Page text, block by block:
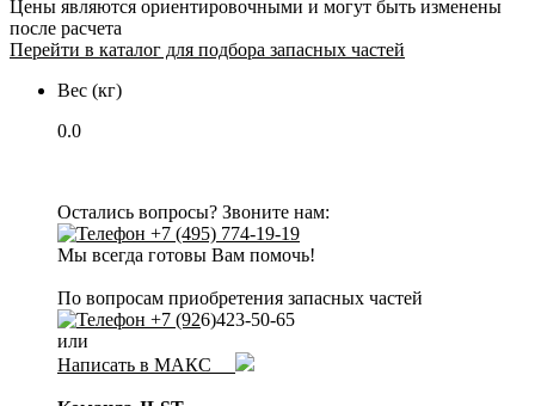
Цены являются ориентировочными и могут быть изменены
после расчета
Перейти в каталог для подбора запасных частей
Вес (кг)
0.0
Остались вопросы? Звоните нам:
+7 (495) 774-19-19
Мы всегда готовы Вам помочь!
По вопросам приобретения запасных частей
+7 (926)423-50-65
или
Написать в МАКС